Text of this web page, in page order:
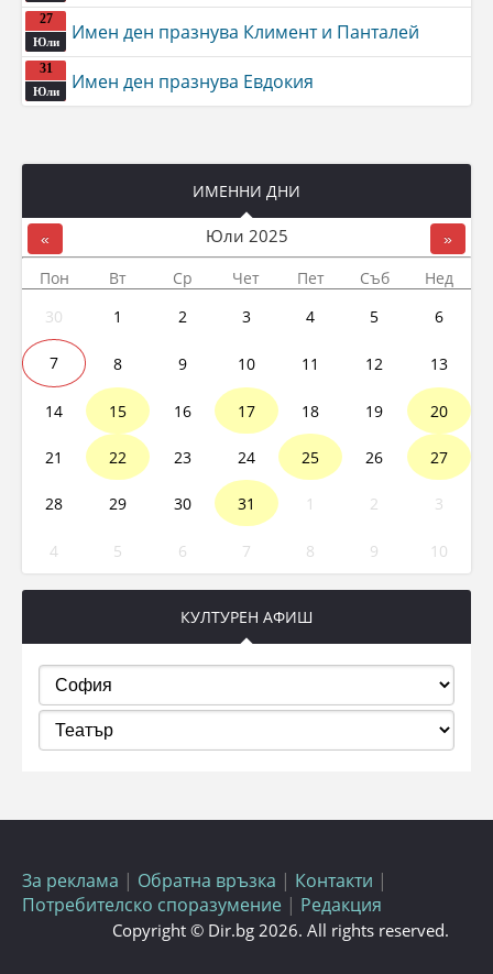
27
Юли Имен ден празнува Климент и Панталей
31
Юли Имен ден празнува Евдокия
ИМЕННИ ДНИ
« Юли 2025 »
Пон Вт Ср Чет Пет Съб
Нед
30
1 2 3 4 5 6
7 8 9 10 11 12 13
14 15 16 17 18 19 20
21 22 23 24 25 26 27
28 29 30 31 1 2 3
4 5 6 7 8 9 10
КУЛТУРЕН АФИШ
За реклама | Обратна връзка | Контакти |
Потребителско споразумение | Редакция
Copyright © Dir.bg 2026. All rights reserved.